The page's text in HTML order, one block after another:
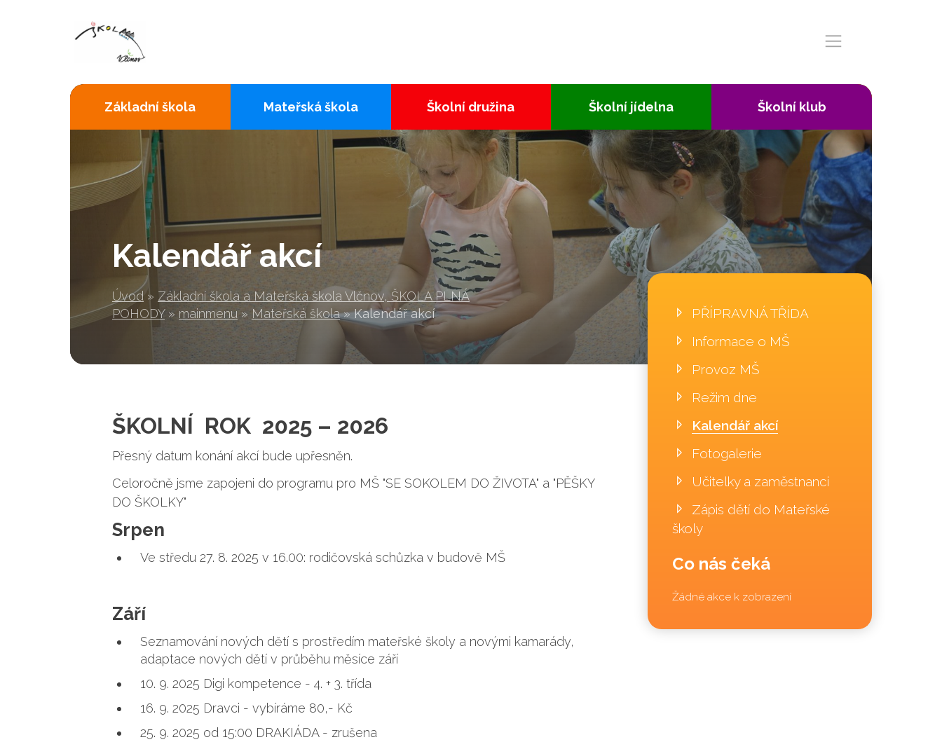
Kalendář akcí
Úvod » Základní škola a Mateřská škola Vlčnov, ŠKOLA PLNÁ
POHODY » mainmenu » Mateřská škola » Kalendář akcí
Základní škola Mateřská škola Školní družina Školní jídelna Školní klub
ŠKOLNÍ ROK 2025 – 2026
Přesný datum konání akcí bude upřesněn.
Celoročně jsme zapojeni do programu pro MŠ "SE SOKOLEM DO ŽIVOTA" a "PĚŠKY
DO ŠKOLKY"
Srpen
Ve středu 27. 8. 2025 v 16.00: rodičovská schůzka v budově MŠ
Září
Seznamování nových dětí s prostředím mateřské školy a novými kamarády,
adaptace nových dětí v průběhu měsíce září
10. 9. 2025 Digi kompetence - 4. + 3. třída
16. 9. 2025 Dravci - vybíráme 80,- Kč
25. 9. 2025 od 15:00 DRAKIÁDA - zrušena
PŘÍPRAVNÁ TŘÍDA
Informace o MŠ
Provoz MŠ
Režim dne
Kalendář akcí
Fotogalerie
Učitelky a zaměstnanci
Zápis dětí do Mateřské
školy
Co nás čeká
Žádné akce k zobrazení